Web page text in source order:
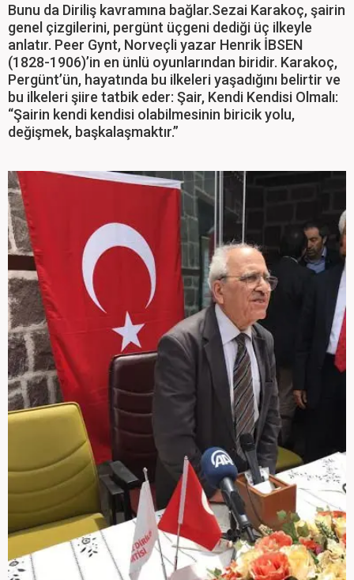
Bunu da Diriliş kavramına bağlar.Sezai Karakoç, şairin
genel çizgilerini, pergünt üçgeni dediği üç ilkeyle
anlatır. Peer Gynt, Norveçli yazar Henrik İBSEN
(1828-1906)’in en ünlü oyunlarından biridir. Karakoç,
Pergünt’ün, hayatında bu ilkeleri yaşadığını belirtir ve
bu ilkeleri şiire tatbik eder: Şair, Kendi Kendisi Olmalı:
“Şairin kendi kendisi olabilmesinin biricik yolu,
değişmek, başkalaşmaktır.”